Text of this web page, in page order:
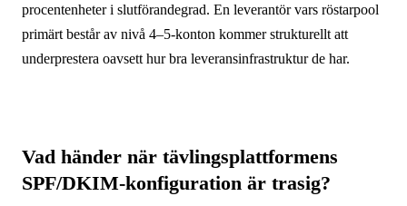
procentenheter i slutförandegrad. En leverantör vars röstarpool
primärt består av nivå 4–5-konton kommer strukturellt att
underprestera oavsett hur bra leveransinfrastruktur de har.
Vad händer när tävlingsplattformens
SPF/DKIM-konfiguration är trasig?